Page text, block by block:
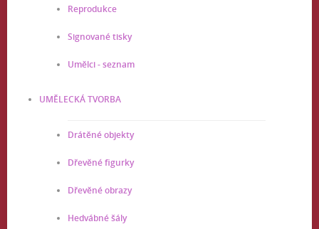
Reprodukce
Signované tisky
Umělci - seznam
UMĚLECKÁ TVORBA
Drátěné objekty
Dřevěné figurky
Dřevěné obrazy
Hedvábné šály